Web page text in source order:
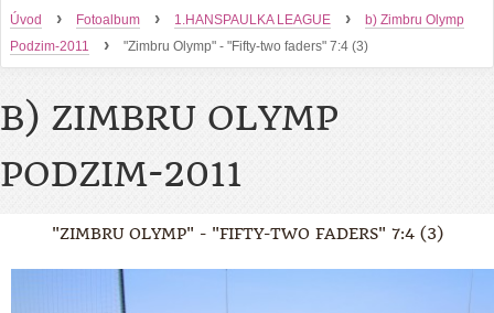
Úvod › Fotoalbum › 1.HANSPAULKA LEAGUE ›
b) Zimbru Olymp
Podzim-2011
› "Zimbru Olymp" - "Fifty-two faders" 7:4 (3)
B) ZIMBRU OLYMP
PODZIM-2011
"ZIMBRU OLYMP" - "FIFTY-TWO FADERS" 7:4 (3)